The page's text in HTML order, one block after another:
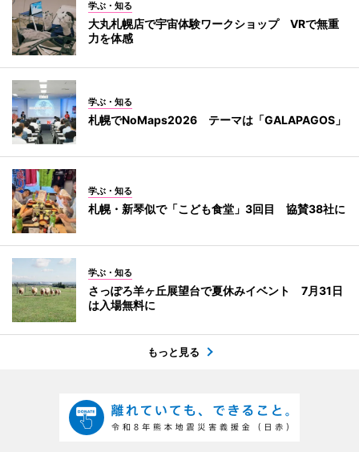
学ぶ・知る
大丸札幌店で宇宙体験ワークショップ VRで無重
力を体感
学ぶ・知る
札幌でNoMaps2026 テーマは「GALAPAGOS」
学ぶ・知る
札幌・新琴似で「こども食堂」3回目 協賛38社に
学ぶ・知る
さっぽろ羊ヶ丘展望台で夏休みイベント 7月31日
は入場無料に
もっと見る